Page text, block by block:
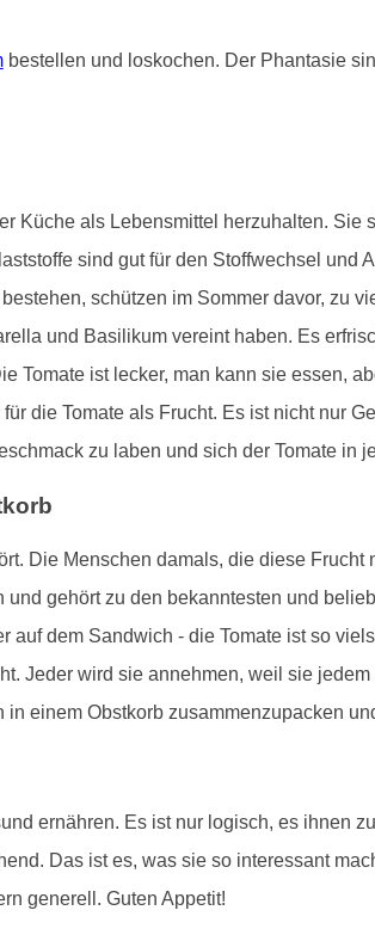
bestellen und loskochen. Der Phantasie
Küche als Lebensmittel herzuhalten. Sie
sind gut für den Stoffwechsel und
schützen im Sommer davor, zu
und Basilikum vereint haben. Es
Tomate ist lecker, man kann sie essen,
die Tomate als Frucht. Es ist nicht nur
zu laben und sich der Tomate in
Die Menschen damals, die diese
gehört zu den bekanntesten und
dem Sandwich - die Tomate ist so
Jeder wird sie annehmen, weil sie
einem Obstkorb zusammenzupacken
ernähren. Es ist nur logisch, es ihnen
Das ist es, was sie so interessant
generell. Guten Appetit!